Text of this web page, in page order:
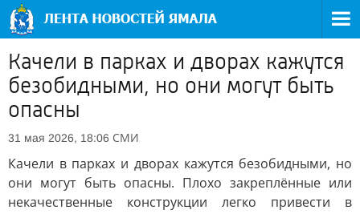
Качели в парках и дворах кажутся
безобидными, но они могут быть
опасны
31 мая 2026, 18:06 СМИ
Качели в парках и дворах кажутся безобидными, но
они могут быть опасны. Плохо закреплённые или
некачественные конструкции легко привести в